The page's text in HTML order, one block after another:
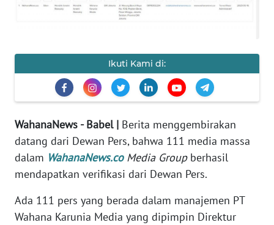
Ikuti Kami di:
WahanaNews - Babel | Berita menggembirakan
datang dari Dewan Pers, bahwa 111 media massa
dalam WahanaNews.coMedia Groupberhasil
mendapatkan verifikasi dari Dewan Pers.
Ada 111 pers yang berada dalam manajemen PT
Wahana Karunia Media yang dipimpin Direktur
BERITA
KAMI
TENTANG
KAMI
PEDOMAN
SIBER